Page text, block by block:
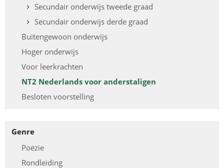
Secundair onderwijs tweede graad
Secundair onderwijs derde graad
Buitengewoon onderwijs
Hoger onderwijs
Voor leerkrachten
NT2 Nederlands voor anderstaligen
Besloten voorstelling
Genre
Poëzie
Rondleiding